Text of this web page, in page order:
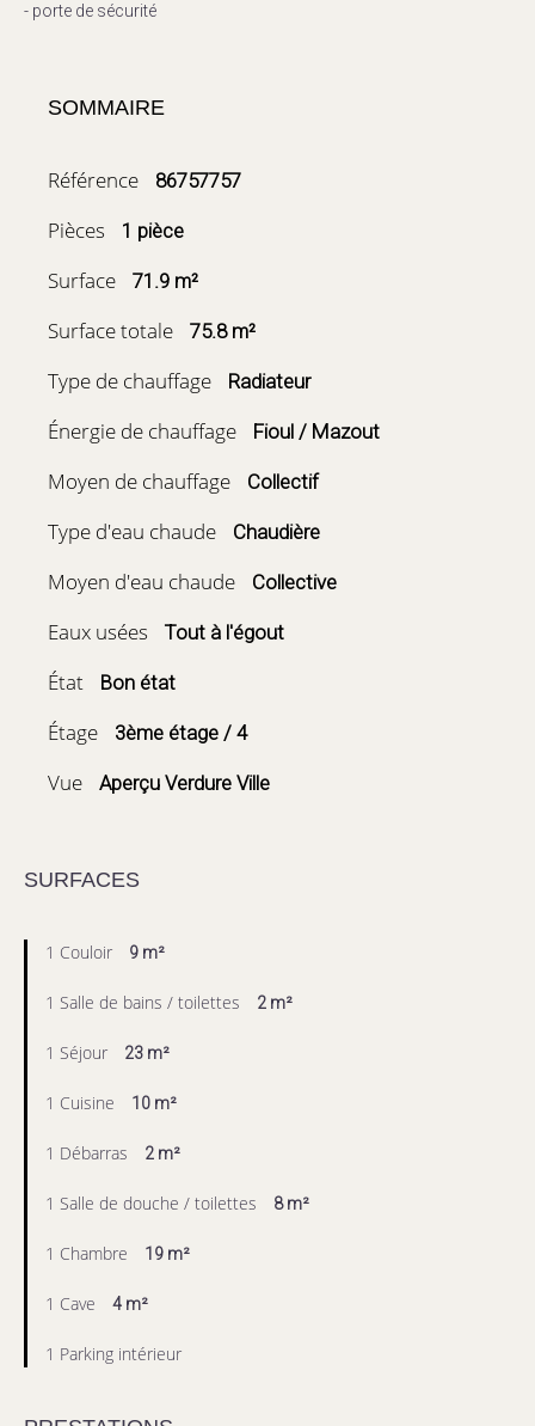
- porte de sécurité
SOMMAIRE
Référence 86757757
Pièces 1 pièce
Surface 71.9 m²
Surface totale 75.8 m²
Type de chauffage Radiateur
Énergie de chauffage Fioul / Mazout
Moyen de chauffage Collectif
Type d'eau chaude Chaudière
Moyen d'eau chaude Collective
Eaux usées Tout à l'égout
État Bon état
Étage 3ème étage / 4
Vue Aperçu Verdure Ville
SURFACES
1 Couloir 9 m²
1 Salle de bains / toilettes 2 m²
1 Séjour 23 m²
1 Cuisine 10 m²
1 Débarras 2 m²
1 Salle de douche / toilettes 8 m²
1 Chambre 19 m²
1 Cave 4 m²
1 Parking intérieur